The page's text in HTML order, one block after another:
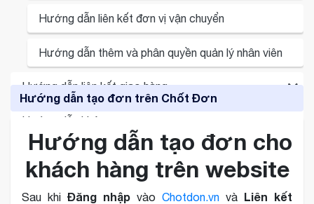
Hướng dẫn thiết lập máy in
Hướng dẫn liên kết đơn vị vận chuyển
Hướng dẫn thêm và phân quyền quản lý nhân viên
Hướng dẫn sử dụng Mini Game Livestream
Hướng dẫn liên kết đơn vị vận chuyển
Hướng dẫn thêm và phân quyền quản lý nhân viên
Hướng dẫn liên kết giao hàng
Hướng dẫn liên kết giao hàng SPX với Chốt Đơn
Hướng dẫn liên kết Giao Hàng Nhanh với Chốt Đơn
Hướng dẫn liên kết giao hàng Viettel Post với Chốt
Hướng dẫn khác
Hướng dẫn nâng cấp gói dịch vụ
Hướng dẫn tạo đơn trên Chốt Đơn
Hướng dẫn tạo đơn cho
khách hàng trên website
Sau khi Đăng nhập vào Chotdon.vn và Liên kết